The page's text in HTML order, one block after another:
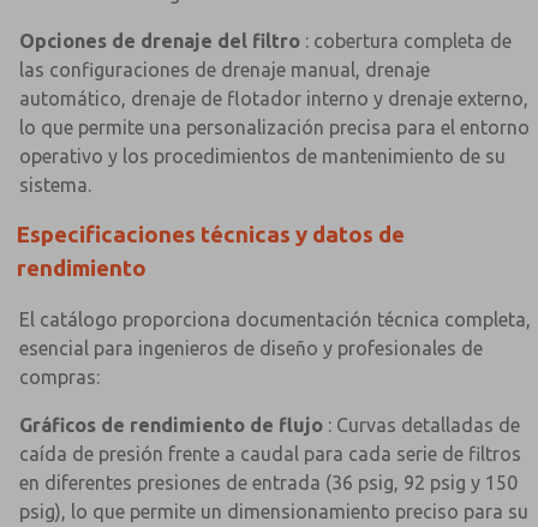
Opciones de drenaje del filtro : cobertura completa de
las configuraciones de drenaje manual, drenaje
automático, drenaje de flotador interno y drenaje externo,
lo que permite una personalización precisa para el entorno
operativo y los procedimientos de mantenimiento de su
sistema.
Especificaciones técnicas y datos de
rendimiento
El catálogo proporciona documentación técnica completa,
esencial para ingenieros de diseño y profesionales de
compras:
Gráficos de rendimiento de flujo : Curvas detalladas de
caída de presión frente a caudal para cada serie de filtros
en diferentes presiones de entrada (36 psig, 92 psig y 150
psig), lo que permite un dimensionamiento preciso para su